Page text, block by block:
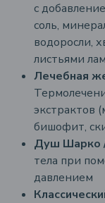
с
соль,
водоросли,
листьями
Лечебная
экстрактов
бишофит,
Душ Шарко
тела при
давлением